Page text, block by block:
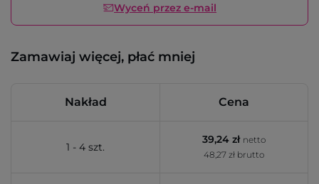
Wyceń przez e-mail
Zamawiaj więcej, płać mniej
Nakład Cena
1 - 4 szt.
39,24 zł netto
48,27 zł brutto